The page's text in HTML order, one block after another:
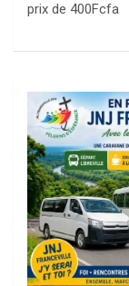
prix de 400Fcfa